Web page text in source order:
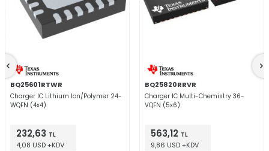
BQ25601RTWR
Charger IC Lithium Ion/Polymer 24-
WQFN (4x4)
232,63 TL
4,08 USD +KDV
BQ25820RRVR
Charger IC Multi-Chemistry 36-
VQFN (5x6)
563,12 TL
9,86 USD +KDV